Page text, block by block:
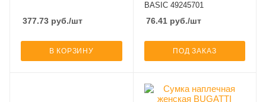
377.73 руб./шт
В КОРЗИНУ
BASIC 49245701
76.41руб./шт
ПОД ЗАКАЗ